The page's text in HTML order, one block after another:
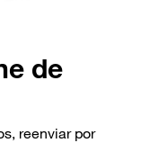
de
reenviar por